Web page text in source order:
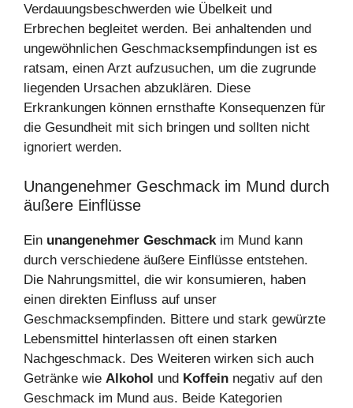
Verdauungsbeschwerden wie Übelkeit und
Erbrechen begleitet werden. Bei anhaltenden und
ungewöhnlichen Geschmacksempfindungen ist es
ratsam, einen Arzt aufzusuchen, um die zugrunde
liegenden Ursachen abzuklären. Diese
Erkrankungen können ernsthafte Konsequenzen für
die Gesundheit mit sich bringen und sollten nicht
ignoriert werden.
Unangenehmer Geschmack im Mund durch
äußere Einflüsse
Ein unangenehmer Geschmackim Mund kann
durch verschiedene äußere Einflüsse entstehen.
Die Nahrungsmittel, die wir konsumieren, haben
einen direkten Einfluss auf unser
Geschmacksempfinden. Bittere und stark gewürzte
Lebensmittel hinterlassen oft einen starken
Nachgeschmack. Des Weiteren wirken sich auch
Getränke wie Alkohol und Koffein negativ auf den
Geschmack im Mund aus. Beide Kategorien